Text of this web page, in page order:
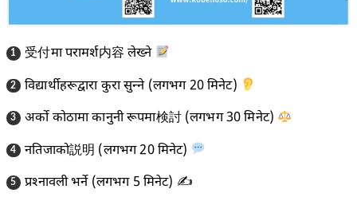
受付मा परामर्श内容 लेख्ने
विद्यार्थीहरूद्वारा कुरा सुन्ने (लगभग 20 मिनेट)
अर्को कोठामा कानुनी रूपमा検討 (लगभग 30 मिनेट)
नतिजाको説明 (लगभग 20 मिनेट)
प्रश्नावली भर्ने (लगभग 5 मिनेट) ✍️